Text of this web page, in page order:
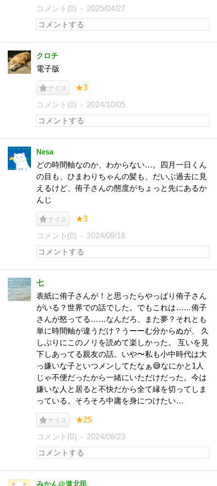
コメント(0) 2025/04/27
クロチ
電子版
ナイス ★3
コメント(0) 2024/10/05
Nesa
どの時間軸なのか、わからない…。四月一日くん
の目も、ひまわりちゃんの髪も、だいぶ過去に見
えるけど、侑子さんの態度がちょっと先にあるか
んじ
ナイス ★3
コメント(0) 2024/09/16
七
表紙に侑子さんが！と思ったらやっぱり侑子さん
がいる？世界での話でした。でもこれは……侑子
さんが怒ってる……なんだろ、また夢？それとも
単に時間軸が違うだけ？うーーむ分からぬが、 久
しぶりにこのノリを読めて楽しかった。 互いを見
下しあってる親友の話。いや〜私も小中時代は大
っ嫌いな子といつメンしてたなぁ😅なにかと1人
じゃ不便だったから一緒にいただけだった。今は
嫌いな人と居ると不快だから全て縁を切ってしま
っている。そろそろ中庸を身につけたい…
ナイス ★25
コメント(0) 2024/08/23
みかん@道北民